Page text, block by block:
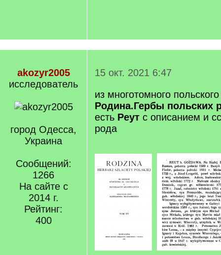
akozyr2005
исследователь
город Одесса,
Украина
Сообщений:
1266
На сайте с
2014 г.
Рейтинг:
400
15 окт. 2021 6:47
из многотомного
Родина.Гербы польских
есть Реут с описанием и
рода